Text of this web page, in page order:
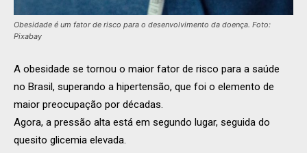
Obesidade é um fator de risco para o desenvolvimento da doença. Foto:
Pixabay
A obesidade se tornou o maior fator de risco para a saúde
no Brasil, superando a hipertensão, que foi o elemento de
maior preocupação por décadas.
Agora, a pressão alta está em segundo lugar, seguida do
quesito glicemia elevada.